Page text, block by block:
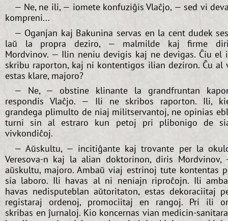
— Ne, ne ili, — iomete konfuziĝis Vlaĉjo, — sed vi
kompreni...
— Oganjan kaj Bakunina servas en la cent dudek
laŭ la propra deziro, — malmilde kaj firme
Mordvinov. — Ilin neniu devigis kaj ne devigas. Ĉiu el
skribu raporton, kaj ni kontentigos ilian deziron. Ĉu al
estas klare, majoro?
— Ne, — obstine klinante la grandfruntan
respondis Vlaĉjo. — Ili ne skribos raporton. Ili,
grandega plimulto de niaj militservantoj, ne opinias
turni sin al estraro kun petoj pri plibonigo de
vivkondiĉoj.
— Aŭskultu, — incitiĝante kaj trovante per la
Veresova-n kaj la alian doktorinon, diris Mordvinov,
aŭskultu, majoro. Ambaŭ viaj estrinoj tute kontentas
sia laboro. Ili havas al ni neniajn riproĉojn. Ili
havas nedisputeblan aŭtoritaton, estas dekoraciitaj
registaraj ordenoj, promociitaj en rangoj. Pri ili
skribas en ĵurnaloj. Kio koncernas vian medicin-